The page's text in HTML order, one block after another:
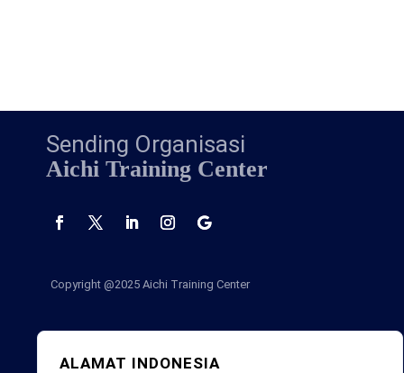
Sending Organisasi
Aichi Training Center
Copyright @2025 Aichi Training Center
ALAMAT INDONESIA